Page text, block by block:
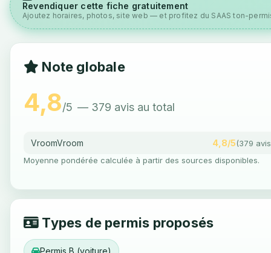
Revendiquer cette fiche gratuitement
Ajoutez horaires, photos, site web — et profitez du SAAS ton-
Note globale
4,8/5 — 379 avis au total
VroomVroom 4,8/5(379
Moyenne pondérée calculée à partir des sources disponibles.
Types de permis proposés
Permis B (voiture)